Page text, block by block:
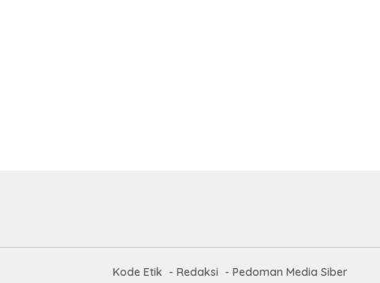
Kode Etik Redaksi Pedoman Media Siber